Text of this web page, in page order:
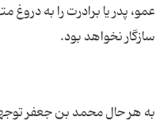
عمو، پدر یا برادرت را به دروغ
به هر حال محمد بن جعفر